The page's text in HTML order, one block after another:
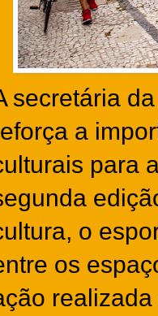
secretária
a
para
o
os